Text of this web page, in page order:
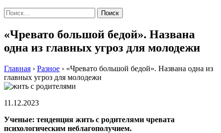
Найти:
«Чревато большой бедой». Названа
одна из главных угроз для молодежи
Главная › Разное › «Чревато большой бедой». Названа одна из
главных угроз для молодежи
11.12.2023
Ученые: тенденция жить с родителями чревата
психологическим неблагополучием.